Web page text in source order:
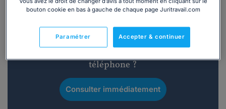
téléphone ?
Consulter immédiatement
bouton cookie en bas à gauche de chaque page Juritravail.com
Accepter & continuer
Paramétrer